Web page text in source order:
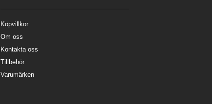
Köpvillkor
Om oss
Kontakta oss
Tillbehör
Varumärken